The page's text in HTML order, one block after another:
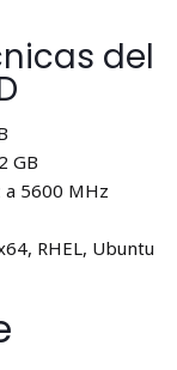
del
GB
5600 MHz
RHEL, Ubuntu